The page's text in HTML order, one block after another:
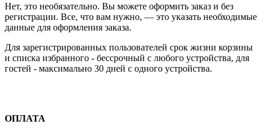
Нет, это необязательно. Вы можете оформить заказ и без
регистрации. Все, что вам нужно, — это указать необходимые
данные для оформления заказа.
Для зарегистрированных пользователей срок жизни корзины
и списка избранного - бессрочный с любого устройства, для
гостей - максимально 30 дней с одного устройства.
ОПЛАТА